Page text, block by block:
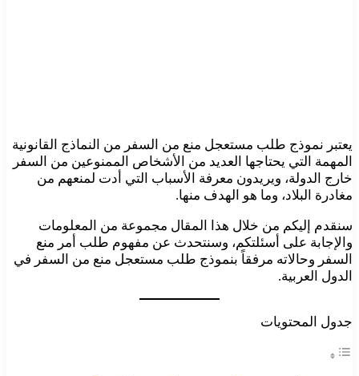
يعتبر نموذج طلب مستعجل منع من السفر من النماذج القانونية
المهمة التي يحتاجها العديد من الأشخاص الممنوعين من السفر
خارج الدولة، ويريدون معرفة الأسباب التي أدت لمنعهم من
مغادرة البلاد، وما هو الهدف منها.
سنقدم إليكم من خلال هذا المقال مجموعة من المعلومات
والإجابة على أسئلتكم، وسنتحدث عن مفهوم طلب أمر منع
السفر وحالاته مرفقاً بنموذج طلب مستعجل منع من السفر في
الدول العربية.
جدول المحتويات